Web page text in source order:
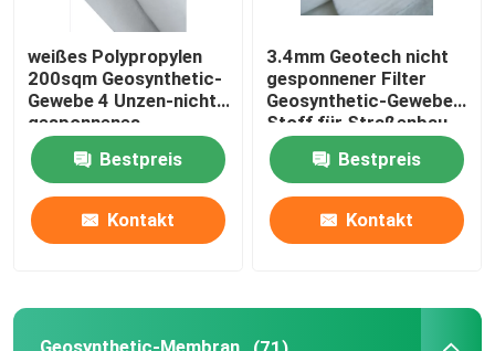
Zusammengesetztes Geomembrane
Zusammengesetztes Entwässerungs-Netz
3D Geomat
weißes Polypropylen
200sqm Geosynthetic-
Gewebe 4 Unzen-nicht
gesponnenes
Geotextilien-Gewebe
Bestpreis
Kontakt
3.4mm Geotech nicht
gesponnener Filter
Geosynthetic-Gewebe-
Stoff für Straßenbau
Bestpreis
Kontakt